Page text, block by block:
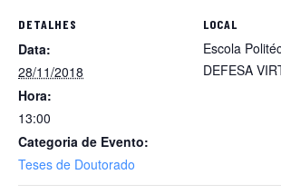
DETALHES
Data:
28/11/2018
Hora:
13:00
Categoria de Evento:
Teses de Doutorado
LOCAL
Escola
DEFESA